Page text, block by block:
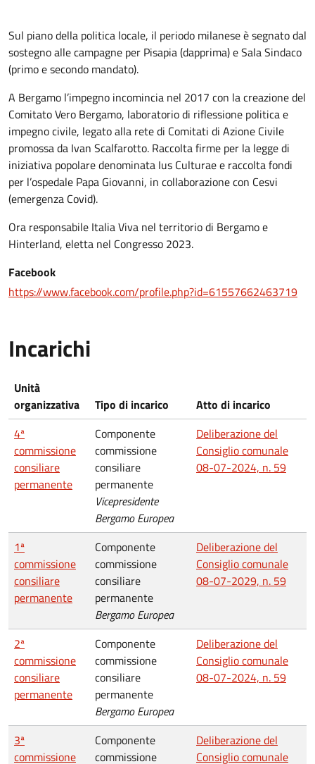
Sul piano della politica locale, il periodo milanese è segnato dal
sostegno alle campagne per Pisapia (dapprima) e Sala Sindaco
(primo e secondo mandato).
A Bergamo l’impegno incomincia nel 2017 con la creazione del
Comitato Vero Bergamo, laboratorio di riflessione politica e
impegno civile, legato alla rete di Comitati di Azione Civile
promossa da Ivan Scalfarotto. Raccolta firme per la legge di
iniziativa popolare denominata Ius Culturae e raccolta fondi
per l’ospedale Papa Giovanni, in collaborazione con Cesvi
(emergenza Covid).
Ora responsabile Italia Viva nel territorio di Bergamo e
Hinterland, eletta nel Congresso 2023.
Facebook
https://www.facebook.com/profile.php?id=61557662463719
Incarichi
Unità
organizzativa
Tipo di incarico
Atto di incarico
4ª
commissione
consiliare
permanente
Componente
commissione
consiliare
permanente
Vicepresidente
Bergamo Europea
Deliberazione del
Consiglio comunale
08-07-2024, n. 59
1ª
commissione
consiliare
permanente
Componente
commissione
consiliare
permanente
Bergamo Europea
Deliberazione del
Consiglio comunale
08-07-2029, n. 59
2ª
commissione
consiliare
permanente
Componente
commissione
consiliare
permanente
Bergamo Europea
Deliberazione del
Consiglio comunale
08-07-2024, n. 59
3ª
commissione
Componente
commissione
Deliberazione del
Consiglio comunale